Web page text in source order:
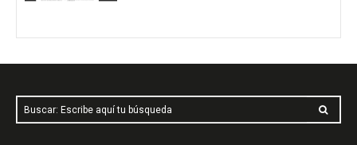
Buscar: Escribe aquí tu búsqueda